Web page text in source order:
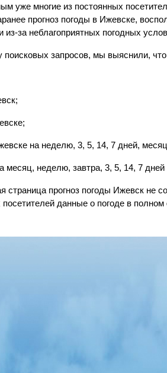
уже многие из постоянных
прогноз погоды в Ижевске,
из-за неблагоприятных погодных
поисковых запросов, мы выяснили,
на неделю, 3, 5, 14, 7 дней,
месяц, неделю, завтра, 3, 5, 14, 7 дней
страница прогноз погоды Ижевск не
данные о погоде в